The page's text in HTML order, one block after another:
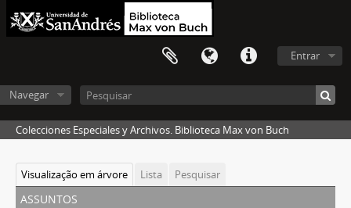
Entrar
Navegar
Colecciones Especiales y Archivos. Biblioteca Max von Buch
Visualização em árvore Lista Pesquisar
assuntos